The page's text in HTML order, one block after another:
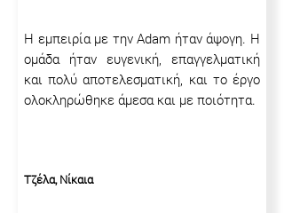
Η εμπειρία με την Adam ήταν άψογη. Η
ομάδα ήταν ευγενική, επαγγελματική
και πολύ αποτελεσματική, και το έργο
ολοκληρώθηκε άμεσα και με ποιότητα.
Τζέλα, Νίκαια